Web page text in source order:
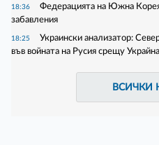
18:36
Федерацията на Южна
забавления
18:25
Украински анализатор:
във войната на Русия срещу Украйна
ВСИЧКИ